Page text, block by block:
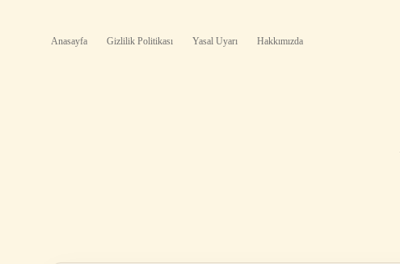
Anasayfa Gizlilik Politikası Yasal Uyarı Hakkımızda